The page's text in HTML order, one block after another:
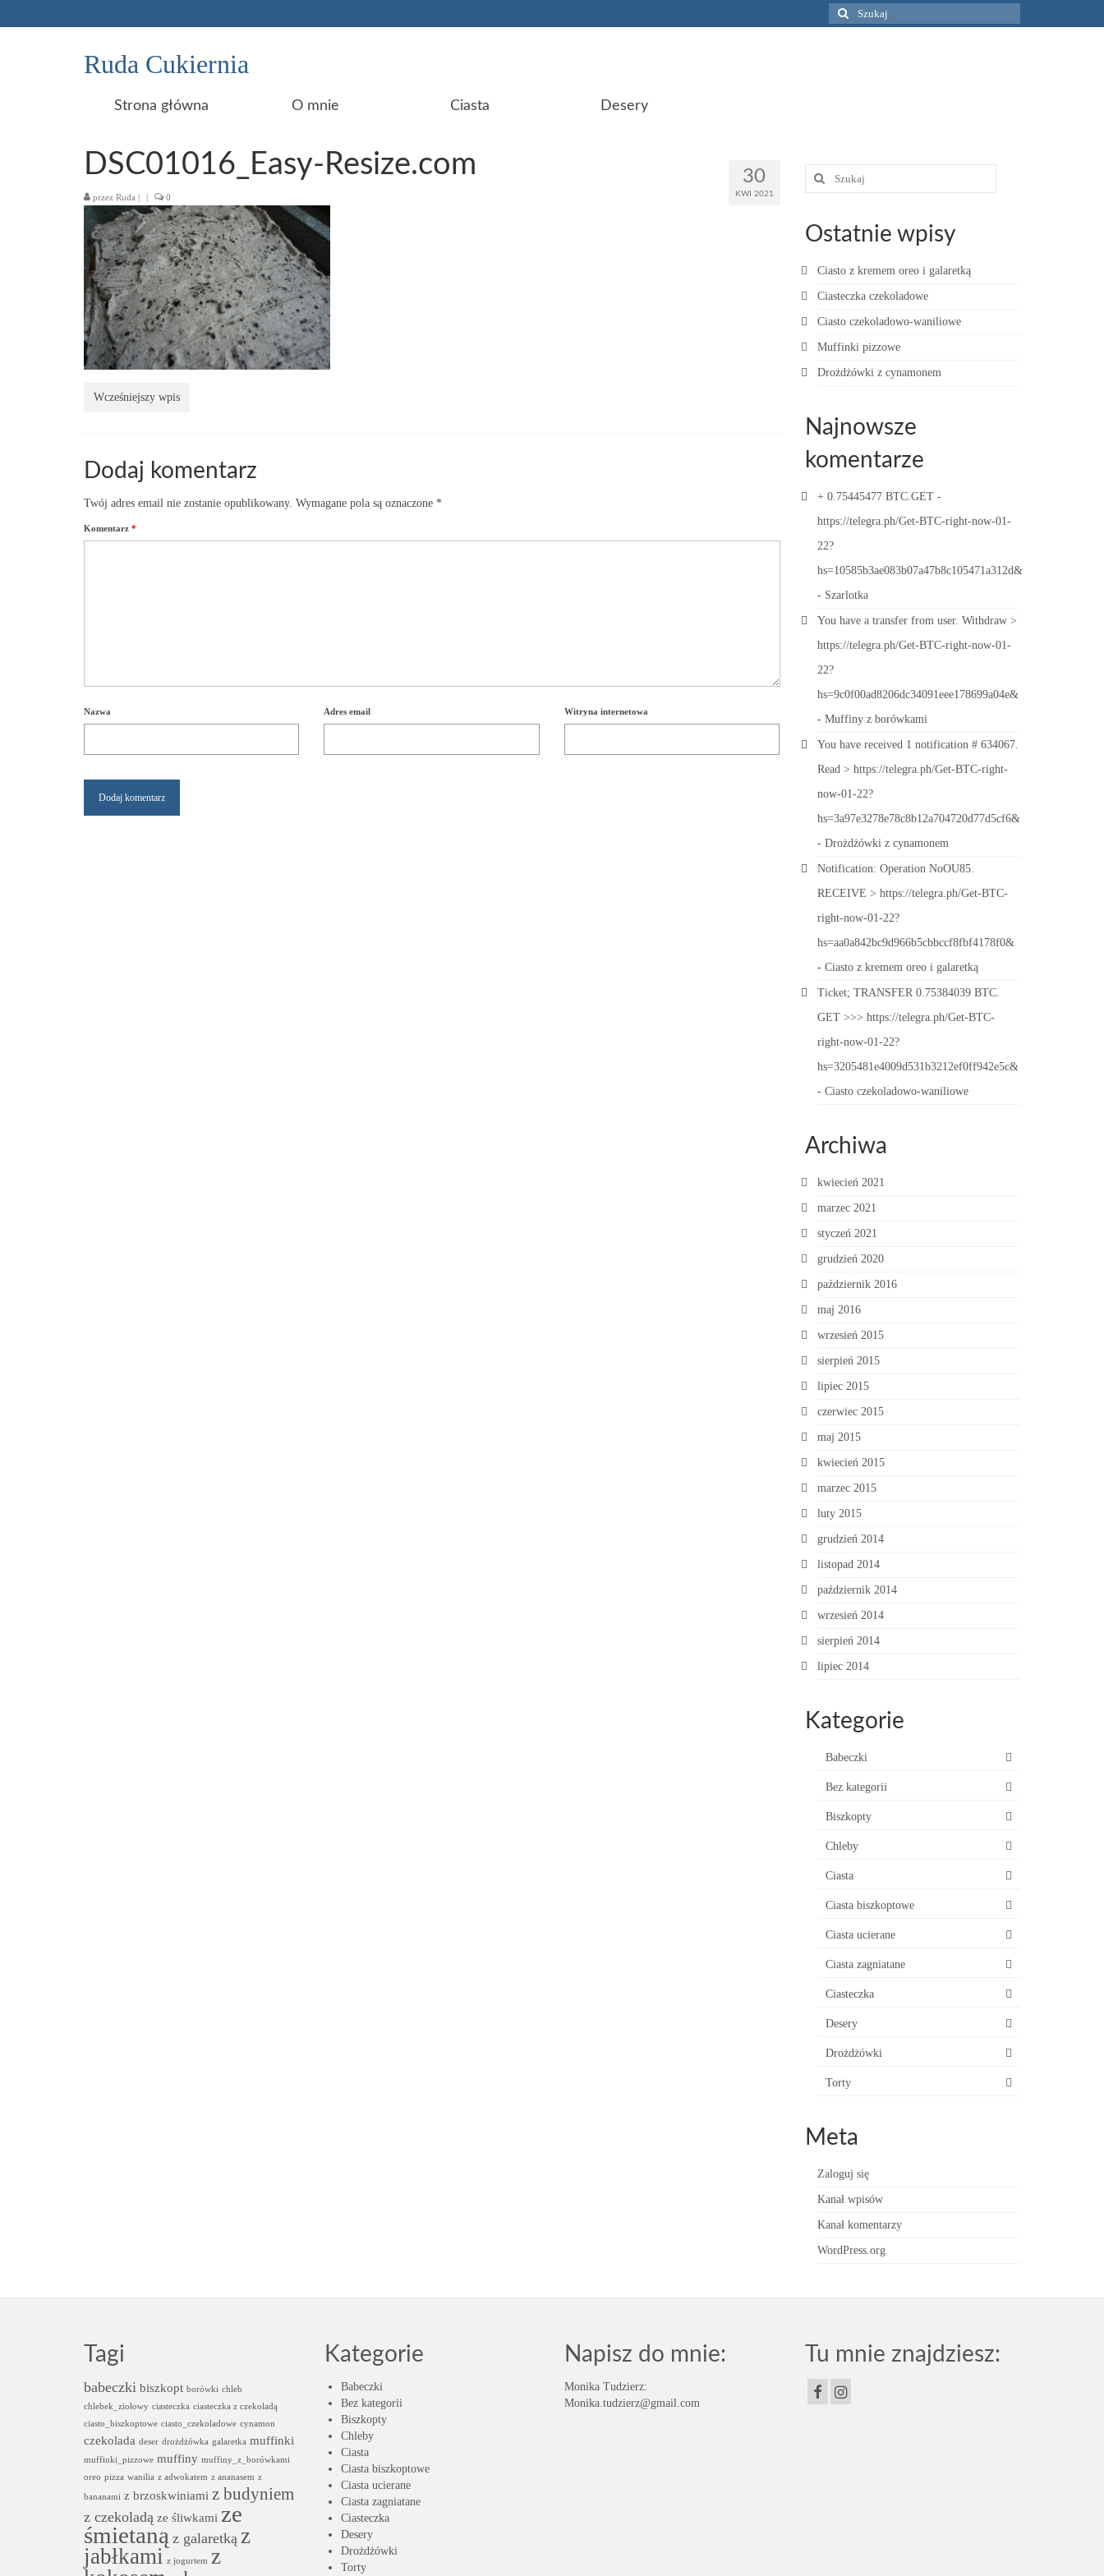
Szuklaj
w:
Ruda Cukiernia
Strona główna O mnie Ciasta Desery
30
KWI 2021
DSC01016_Easy-Resize.com
przez Ruda | | 0
Wcześniejszy wpis
Dodaj komentarz
Twój adres email nie zostanie opublikowany. Wymagane pola są oznaczone *
Komentarz *
Nazwa Adres email Witryna internetowa
Szuklaj
Ostatnie wpisy
Ciasto z kremem oreo i galaretką
Ciasteczka czekoladowe
Ciasto czekoladowo-waniliowe
Muffinki pizzowe
Drożdżówki z cynamonem
Najnowsze
komentarze
+ 0.75445477 BTC.GET -
https://telegra.ph/Get-BTC-right-now-01-
22?
hs=10585b3ae083b07a47b8c105471a312d&
- Szarlotka
You have a transfer from user. Withdrаw >
https://telegra.ph/Get-BTC-right-now-01-
22?
hs=9c0f00ad8206dc34091eee178699a04e&
- Muffiny z borówkami
You have received 1 notification # 634067.
Read > https://telegra.ph/Get-BTC-right-
now-01-22?
hs=3a97e3278e78c8b12a704720d77d5cf6&
- Drożdżówki z cynamonem
Notification: Operation NoOU85.
RECEIVE > https://telegra.ph/Get-BTC-
right-now-01-22?
hs=aa0a842bc9d966b5cbbccf8fbf4178f0&
- Ciasto z kremem oreo i galaretką
Ticket; TRANSFER 0.75384039 BTC.
GET >>> https://telegra.ph/Get-BTC-
right-now-01-22?
hs=3205481e4009d531b3212ef0ff942e5c&
- Ciasto czekoladowo-waniliowe
Archiwa
kwiecień 2021
marzec 2021
styczeń 2021
grudzień 2020
październik 2016
maj 2016
wrzesień 2015
sierpień 2015
lipiec 2015
czerwiec 2015
maj 2015
kwiecień 2015
marzec 2015
luty 2015
grudzień 2014
listopad 2014
październik 2014
wrzesień 2014
sierpień 2014
lipiec 2014
Kategorie
Babeczki
Bez kategorii
Biszkopty
Chleby
Ciasta
Ciasta biszkoptowe
Ciasta ucierane
Ciasta zagniatane
Ciasteczka
Desery
Drożdżówki
Torty
Meta
Zaloguj się
Kanał wpisów
Kanał komentarzy
WordPress.org
Tagi
babeczki biszkopt borówki chleb
chlebek_ziołowy ciasteczka ciasteczka z czekoladą
ciasto_biszkoptowe ciasto_czekoladowe cynamon
czekolada deser drożdżówka galaretka muffinki
muffinki_pizzowe muffiny muffiny_z_borówkami
oreo pizza wanilia z adwokatem z ananasem z
bananami z brzoskwiniami z budyniem
z czekoladą ze śliwkami ze
śmietaną z galaretką z
jabłkami z jogurtem z
Kategorie
Babeczki
Bez kategorii
Biszkopty
Chleby
Ciasta
Ciasta biszkoptowe
Ciasta ucierane
Ciasta zagniatane
Ciasteczka
Desery
Drożdżówki
Torty
Napisz do mnie:
Monika Tudzierz:
Monika.tudzierz@gmail.com
Tu mnie znajdziesz: